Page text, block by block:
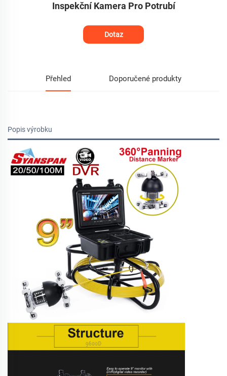
Inspekční Kamera Pro Potrubí
Dotaz
Přehled Doporučené produkty
Popis výrobku